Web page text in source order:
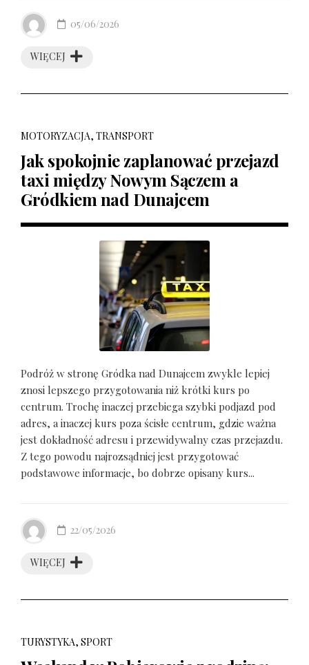
WIĘCEJ
05/06/2026
MOTORYZACJA, TRANSPORT
Jak spokojnie zaplanować przejazd
taxi między Nowym Sączem a
Gródkiem nad Dunajcem
Podróż w stronę Gródka nad Dunajcem zwykle lepiej
znosi lepszego przygotowania niż krótki kurs po
centrum. Trochę inaczej przebiega szybki podjazd pod
adres, a inaczej kurs poza ścisłe centrum, gdzie ważna
jest dokładność adresu i przewidywalny czas przejazdu.
Z tego powodu najrozsądniej jest przygotować
podstawowe informacje, bo dobrze opisany kurs...
WIĘCEJ
22/05/2026
TURYSTYKA, SPORT